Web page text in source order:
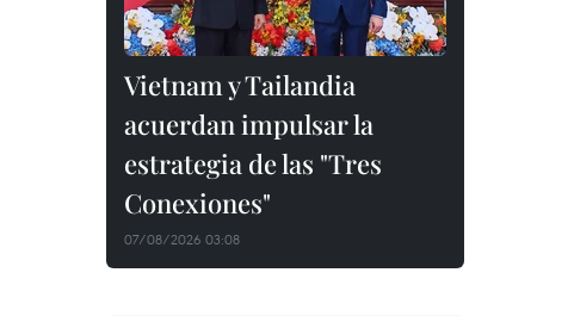
Vietnam y Tailandia
acuerdan impulsar la
estrategia de las "Tres
Conexiones"
07/08/2026 03:08